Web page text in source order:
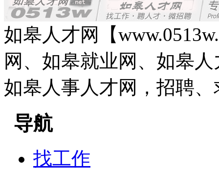
如皋人才网【
网、如皋就业网、如皋
如皋人事人才网，招聘
导航
找工作